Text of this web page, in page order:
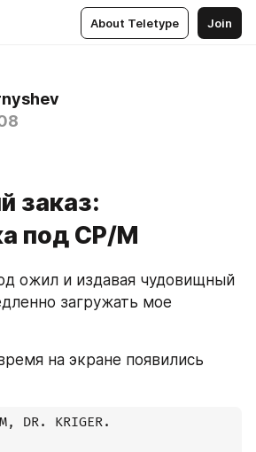
About Teletype Join
заказ:
под CP/M
ожил и издавая чудовищный
загружать мое
на экране появились
DR. KRIGER.